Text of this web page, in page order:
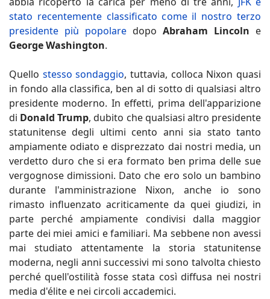
stato recentemente classificato come il nostro terzo
presidente più popolare dopo Abraham Lincoln e
George Washington.
Quello stesso sondaggio, tuttavia, colloca Nixon quasi
in fondo alla classifica, ben al di sotto di qualsiasi altro
presidente moderno. In effetti, prima dell'apparizione
di Donald Trump, dubito che qualsiasi altro presidente
statunitense degli ultimi cento anni sia stato tanto
ampiamente odiato e disprezzato dai nostri media, un
verdetto duro che si era formato ben prima delle sue
vergognose dimissioni. Dato che ero solo un bambino
durante l'amministrazione Nixon, anche io sono
rimasto influenzato acriticamente da quei giudizi, in
parte perché ampiamente condivisi dalla maggior
parte dei miei amici e familiari. Ma sebbene non avessi
mai studiato attentamente la storia statunitense
moderna, negli anni successivi mi sono talvolta chiesto
perché quell'ostilità fosse stata così diffusa nei nostri
media d'élite e nei circoli accademici.